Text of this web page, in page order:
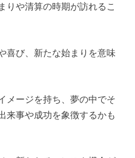
りや清算の時期が訪れるこ
喜び、新たな始まりを意味
メージを持ち、夢の中でそ
来事や成功を象徴するかも